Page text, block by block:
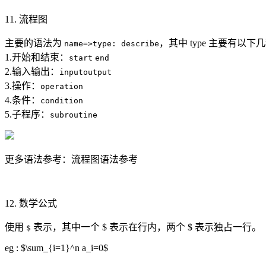
11. 流程图
主要的语法为 name=>type: describe ，其中 type 主要有以下
1.开始和结束：
start end
2.输入输出： inputoutput
3.操作： operation
4.条件： condition
5.子程序： subroutine
更多语法参考：流程图语法参考
12. 数学公式
使用 $ 表示，其中一个 $ 表示在行内，两个 $ 表示独占一行。
eg : $\sum_{i=1}^n a_i=0$